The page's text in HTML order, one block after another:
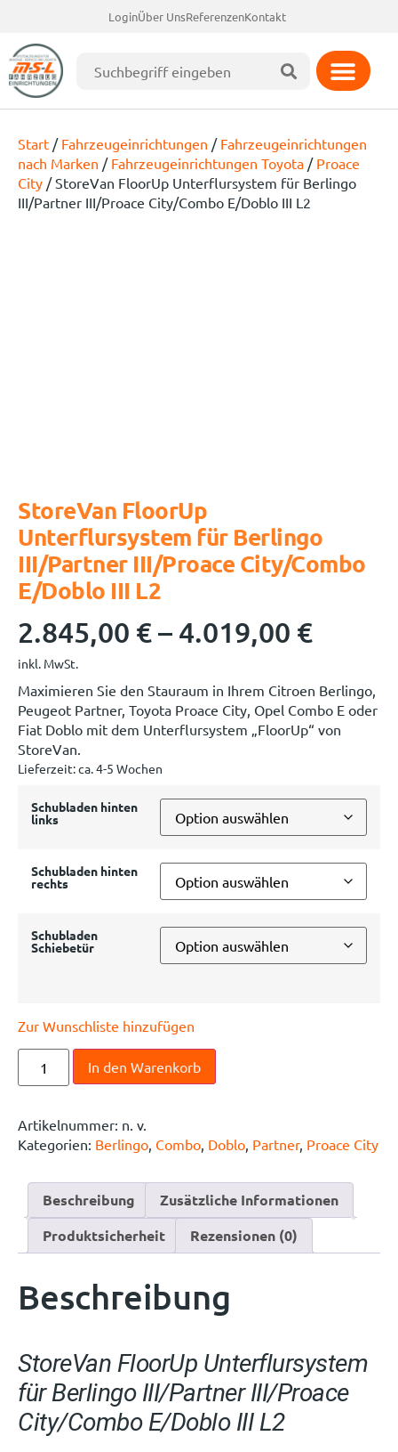
LoginÜber UnsReferenzenKontakt
Start / Fahrzeugeinrichtungen / Fahrzeugeinrichtungen
nach Marken / Fahrzeugeinrichtungen Toyota / Proace
City / StoreVan FloorUp Unterflursystem für Berlingo
III/Partner III/Proace City/Combo E/Doblo III L2
StoreVan FloorUp
Unterflursystem für Berlingo
III/Partner III/Proace City/Combo
E/Doblo III L2
2.845,00 €– 4.019,00 €
inkl. MwSt.
Maximieren Sie den Stauraum in Ihrem Citroen Berlingo,
Peugeot Partner, Toyota Proace City, Opel Combo E oder
Fiat Doblo mit dem Unterflursystem „FloorUp“ von
StoreVan.
Lieferzeit:ca. 4-5 Wochen
Schubladen hinten
links
Schubladen hinten
rechts
Schubladen
Schiebetür
Zur Wunschliste hinzufügen
In den Warenkorb
Artikelnummer: n. v.
Kategorien: Berlingo, Combo, Doblo, Partner, Proace City
Beschreibung
Zusätzliche Informationen
Produktsicherheit
Rezensionen (0)
Beschreibung
StoreVan FloorUp Unterflursystem
für Berlingo III/Partner III/Proace
City/Combo E/Doblo III L2